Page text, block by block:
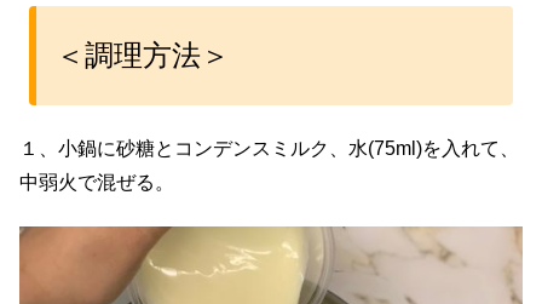
＜調理方法＞
１、小鍋に砂糖とコンデンスミルク、水(75ml)を入れて、
中弱火で混ぜる。